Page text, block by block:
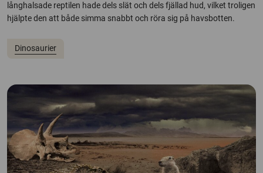
långhalsade reptilen hade dels slät och dels fjällad hud, vilket troligen
hjälpte den att både simma snabbt och röra sig på havsbotten.
Dinosaurier